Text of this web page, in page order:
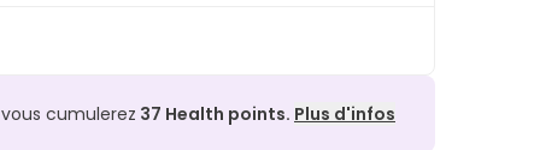
cumulerez 37 Health points. Plus d'infos